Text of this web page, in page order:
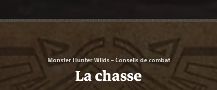
Monster Hunter Wilds – Conseils de combat
La chasse